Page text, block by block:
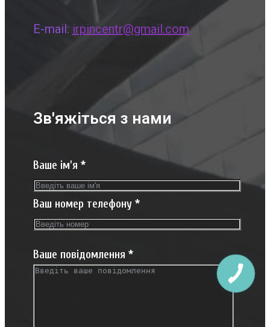
E-mail: irpincentr@gmail.com
Зв'яжіться з нами
Ваше ім'я *
Ваш номер телефону *
Ваше повідомлення *